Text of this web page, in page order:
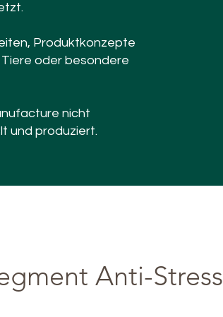
Produktkonzepte
oder besondere
nicht
und produziert.
Anti-Stress